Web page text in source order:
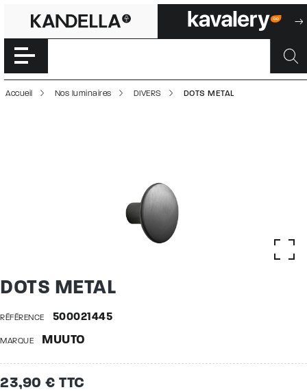
DOTS METAL |
Accéder directement au contenu de la page
Accueil Nos luminaires DIVERS DOTS METAL
DOTS METAL
RÉFÉRENCE 500021445
MARQUE MUUTO
23,90 € TTC